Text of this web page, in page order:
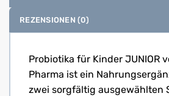
REZENSIONEN (0)
Probiotika für Kinder JUNIOR
Pharma ist ein
zwei sorgfältig ausgewählten